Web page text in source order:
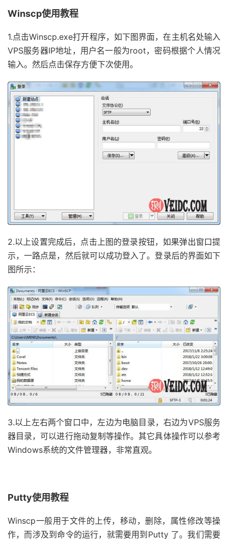
Winscp使用教程
1.点击Winscp.exe打开程序，如下图界面，在主机名处输入
VPS服务器IP地址，用户名一般为root，密码根据个人情况
输入。然后点击保存方便下次使用。
2.以上设置完成后，点击上图的登录按钮，如果弹出窗口提
示，一路点是，然后就可以成功登入了。登录后的界面如下
图所示：
3.以上左右两个窗口中，左边为电脑目录，右边为VPS服务
器目录，可以进行拖动复制等操作。其它具体操作可以参考
Windows系统的文件管理器，非常直观。
Putty使用教程
Winscp一般用于文件的上传，移动，删除，属性修改等操
作，而涉及到命令的运行，就需要用到Putty 了。我们需要